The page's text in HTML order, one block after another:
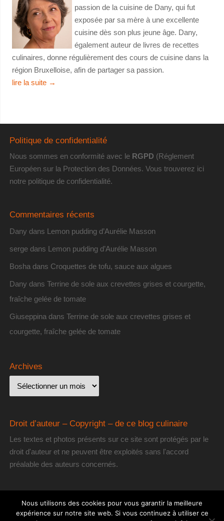
passion de la cuisine de Dany, qui fut
exposée par sa mère à une excellente
cuisine dès son plus jeune âge. Dany,
également auteur de livres de recettes
culinaires, donne régulièrement des cours de cuisine dans la
région Bruxelloise, afin de partager sa passion.
lire la suite →
Politique de confidentialité
Nous sommes en conformité avec le RGPD (Réglement
Européen sur la Protection des Données. Vous trouverez ici
notre politique de confidentialité.
Commentaires récents
Dany dans Lemon pudding d’Aurélie Masson
sergedans Lemon pudding d’Aurélie Masson
Bosha dans Croquettes de tofu, sauce aux algues
Dany dans Terrine de sole aux crevettes grises et courgette,
fraîche gelée de tomate
Giuseppina dans Terrine de sole aux crevettes grises et
courgette, fraîche gelée de tomate
Archives
Droit d’auteur – Copyright – de ce blog culinaire
Les textes et photos présents sur ce site sont protégés par le
droit d'auteur et ne peuvent être exploités sans l'accord
préalable des auteurs concernés.
Nous utilisons des cookies pour vous garantir la meilleure
expérience sur notre site web. Si vous continuez à utiliser ce